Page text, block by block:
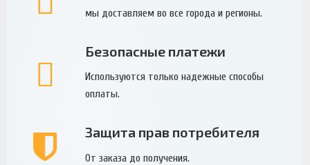
мы доставляем во все города и регионы.
Безопасные платежи
Используются только надежные способы
оплаты.
Защита прав потребителя
От заказа до получения.